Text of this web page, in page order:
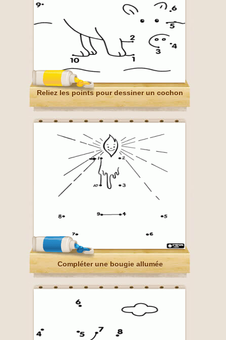
Reliez les points pour dessiner un cochon
Compléter une bougie allumée